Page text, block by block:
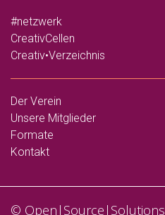
#netzwerk
CreativCellen
Creativ•Verzeichnis
Der Verein
Unsere Mitglieder
Formate
Kontakt
© Open|Source|Solutions